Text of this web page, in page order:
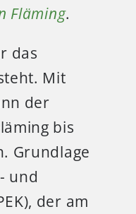
Fläming.
das
Mit
der
bis
Grundlage
und
der am